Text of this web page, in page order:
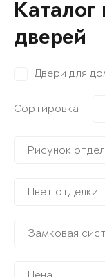
дверей
Двери для
Сортировка
Рисунок
Цвет отделки
Замковая